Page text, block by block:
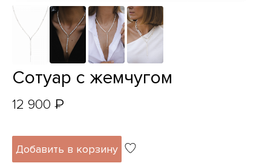
Сотуар с жемчугом
12 900 ₽
Добавить в корзину